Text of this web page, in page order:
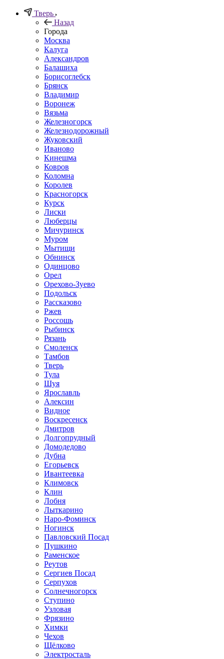
Тверь
Назад
Города
Москва
Калуга
Александров
Балашиха
Борисоглебск
Брянск
Владимир
Воронеж
Вязьма
Железногорск
Железнодорожный
Жуковский
Иваново
Кинешма
Ковров
Коломна
Королев
Красногорск
Курск
Лиски
Люберцы
Мичуринск
Муром
Мытищи
Обнинск
Одинцово
Орел
Орехово-Зуево
Подольск
Рассказово
Ржев
Россошь
Рыбинск
Рязань
Смоленск
Тамбов
Тверь
Тула
Шуя
Ярославль
Алексин
Видное
Воскресенск
Дмитров
Долгопрудный
Домодедово
Дубна
Егорьевск
Ивантеевка
Климовск
Клин
Лобня
Лыткарино
Наро-Фоминск
Ногинск
Павловский Посад
Пушкино
Раменское
Реутов
Сергиев Посад
Серпухов
Солнечногорск
Ступино
Узловая
Фрязино
Химки
Чехов
Щёлково
Электросталь